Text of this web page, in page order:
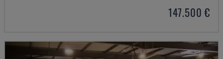
147.500 €